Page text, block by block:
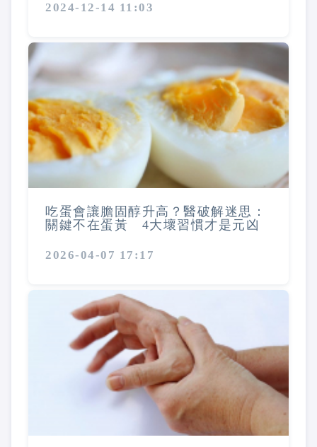
2024-12-14 11:03
吃蛋會讓膽固醇升高？醫破解迷思：
關鍵不在蛋黃 4大壞習慣才是元凶
2026-04-07 17:17